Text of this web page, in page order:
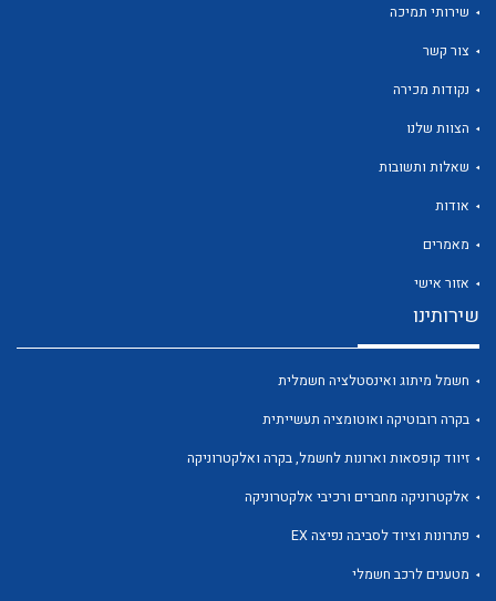
לכל מוצרי היצרן
שירותי תמיכה
צור קשר
נקודות מכירה
הצוות שלנו
שאלות ותשובות
אודות
מאמרים
אזור אישי
שירותינו
חשמל מיתוג ואינסטלציה חשמלית
בקרה רובוטיקה ואוטומציה תעשייתית
זיווד קופסאות וארונות לחשמל, בקרה ואלקטרוניקה
אלקטרוניקה מחברים ורכיבי אלקטרוניקה
פתרונות וציוד לסביבה נפיצה EX
מטענים לרכב חשמלי